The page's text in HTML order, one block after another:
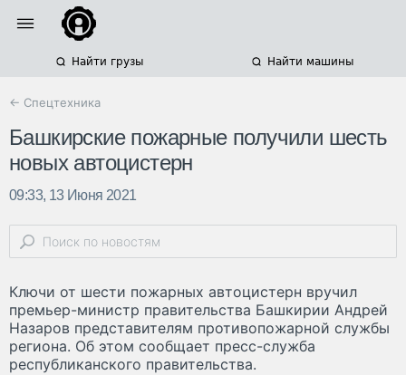
Найти грузы Найти машины
← Спецтехника
Башкирские пожарные получили шесть
новых автоцистерн
09:33, 13 Июня 2021
Ключи от шести пожарных автоцистерн вручил
премьер-министр правительства Башкирии Андрей
Назаров представителям противопожарной службы
региона. Об этом сообщает пресс-служба
республиканского правительства.